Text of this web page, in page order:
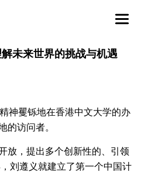
未来世界的挑战与机遇
神矍铄地在香港中文大学的办
的访问者。
放，提出多个创新性的、引领
刘遵义就建立了第一个中国计